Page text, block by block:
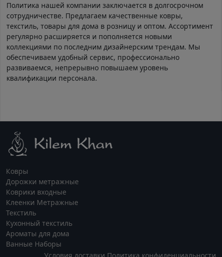
Политика нашей компании заключается в долгосрочном
сотрудничестве. Предлагаем качественные ковры,
текстиль, товары для дома в розницу и оптом. Ассортимент
регулярно расширяется и пополняется новыми
коллекциями по последним дизайнерским трендам. Мы
обеспечиваем удобный сервис, профессионально
развиваемся, непрерывно повышаем уровень
квалификации персонала.
Ковры
Дорожки метражные
Коврики входные
Клеенки Метражные
Текстиль
Кухонный текстиль
Ароматы для дома
Ванные Наборы